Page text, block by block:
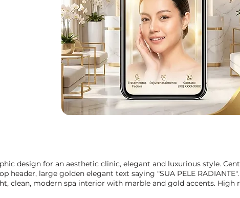
design for an aesthetic clinic, elegant and luxurious style.
header, large golden elegant text saying "SUA PELE
clean, modern spa interior with marble and gold accents.